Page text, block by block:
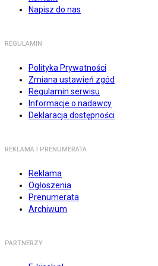
Napisz do nas
REGULAMIN
Polityka Prywatności
Zmiana ustawień zgód
Regulamin serwisu
Informacje o nadawcy
Deklaracja dostępności
REKLAMA I PRENUMERATA
Reklama
Ogłoszenia
Prenumerata
Archiwum
PARTNERZY